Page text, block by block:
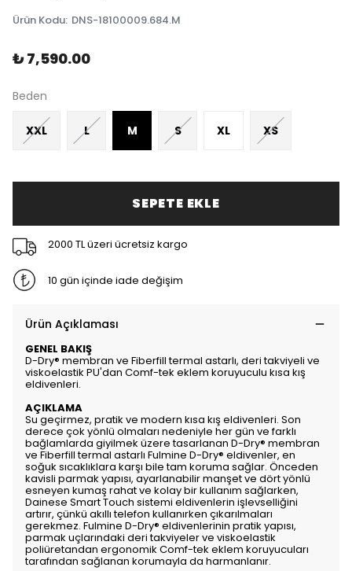
Ürün Kodu: DNS-18100009.684.M
₺ 7,590.00
Beden
XXL L M S XL XS
SEPETE EKLE
2000 TL üzeri ücretsiz kargo
10 gün içinde iade değişim
Ürün Açıklaması
GENEL BAKIŞ
D-Dry® membran ve Fiberfill termal astarlı, deri takviyeli ve
viskoelastik PU'dan Comf-tek eklem koruyuculu kısa kış
eldivenleri.
AÇIKLAMA
Su geçirmez, pratik ve modern kısa kış eldivenleri. Son
derece çok yönlü olmaları nedeniyle her gün ve farklı
bağlamlarda giyilmek üzere tasarlanan D-Dry® membran
ve Fiberfill termal astarlı Fulmine D-Dry® eldivenler, en
soğuk sıcaklıklara karşı bile tam koruma sağlar. Önceden
kavisli parmak yapısı, ayarlanabilir manşet ve dört yönlü
esneyen kumaş rahat ve kolay bir kullanım sağlarken,
Dainese Smart Touch sistemi eldivenlerin işlevselliğini
artırır, çünkü akıllı telefon kullanırken çıkarılmaları
gerekmez. Fulmine D-Dry® eldivenlerinin pratik yapısı,
parmak uçlarındaki deri takviyeler ve viskoelastik
poliüretandan ergonomik Comf-tek eklem koruyucuları
tarafından sağlanan korumayla da harmanlanır.